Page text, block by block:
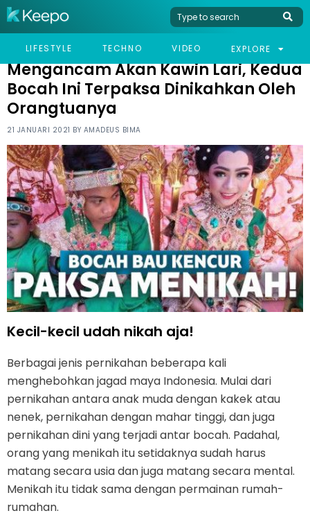
LIFESTYLE TECHNO VIDEO EXPLORE
HOME VIRAL
MENGANCAM AKAN KAWIN LARI, KEDUA BOCAH INI TERPAKSA
Mengancam Akan Kawin Lari, Kedua
Bocah Ini Terpaksa Dinikahkan Oleh
Orangtuanya
21 JANUARI 2021 BY AMADEUS BIMA
Kecil-kecil udah nikah aja!
Berbagai jenis pernikahan beberapa kali
menghebohkan jagad maya Indonesia. Mulai dari
pernikahan antara anak muda dengan kakek atau
nenek, pernikahan dengan mahar tinggi, dan juga
pernikahan dini yang terjadi antar bocah. Padahal,
orang yang menikah itu setidaknya sudah harus
matang secara usia dan juga matang secara mental.
Menikah itu tidak sama dengan permainan rumah-
rumahan.